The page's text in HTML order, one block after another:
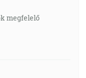
megfelelő